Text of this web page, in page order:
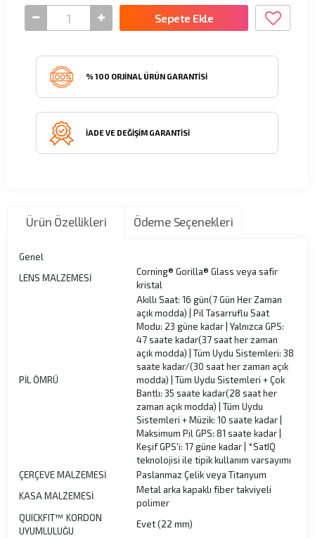
Sepete Ekle
% 100 ORJINAL ÜRÜN GARANTISI
İADE VE DEĞIŞIM GARANTISI
Ürün Özellikleri Ödeme Seçenekleri
Genel
LENS MALZEMESİ
Corning® Gorilla® Glass veya safir
kristal
PİL ÖMRÜ
Akıllı Saat: 16 gün(7 Gün Her Zaman
açık modda) | Pil Tasarruflu Saat
Modu: 23 güne kadar | Yalnızca GPS:
47 saate kadar(37 saat her zaman
açık modda) | Tüm Uydu Sistemleri: 38
saate kadar/(30 saat her zaman açık
modda) | Tüm Uydu Sistemleri + Çok
Bantlı: 35 saate kadar(28 saat her
zaman açık modda) | Tüm Uydu
Sistemleri + Müzik: 10 saate kadar |
Maksimum Pil GPS: 81 saate kadar |
Keşif GPS'i: 17 güne kadar | *SatIQ
teknolojisi ile tipik kullanım varsayımı
ÇERÇEVE MALZEMESİ
Paslanmaz Çelik veya Titanyum
KASA MALZEMESİ
Metal arka kapaklı fiber takviyeli
polimer
QUICKFIT™ KORDON
UYUMLULUĞU
Evet (22 mm)